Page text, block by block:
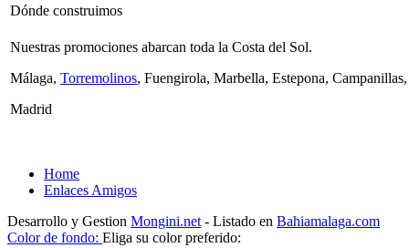
Dónde construimos
Nuestras promociones abarcan toda la Costa del Sol.
Málaga, Torremolinos, Fuengirola, Marbella, Estepona,
Madrid
Home
Enlaces Amigos
Desarrollo y Gestion Mongini.net - Listado en Bahiamalaga.com
Color de fondo: Eliga su color preferido: